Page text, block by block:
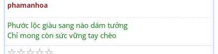
phamanhoa
Phước lộc giàu sang nào dám tưởng
Chỉ mong còn sức vững tay chèo